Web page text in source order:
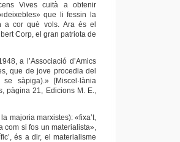
Vives cuità a obtenir
«deixebles» que li fessin la
a cor què vols. Ara és el
Corp, el gran patriota de
a l’Associació d’Amics
que de jove procedia del
sàpiga).» [Miscel·lània
pàgina 21, Edicions M. E.,
majoria marxistes): «fixa’t,
com si fos un materialista»,
és a dir, el materialisme